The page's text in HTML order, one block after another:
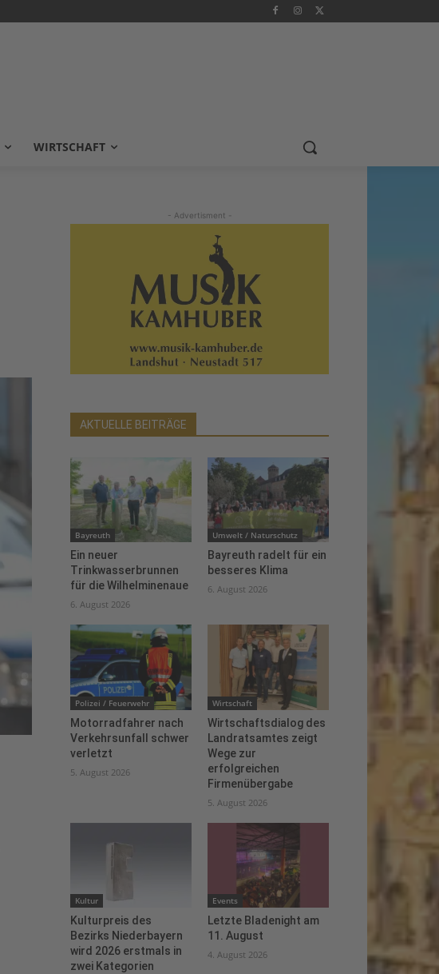
WIRTSCHAFT
- Advertisment -
AKTUELLE BEITRÄGE
Bayreuth
Ein neuer
Trinkwasserbrunnen
für die Wilhelminenaue
6. August 2026
Umwelt / Naturschutz
Bayreuth radelt für ein
besseres Klima
6. August 2026
Polizei / Feuerwehr
Motorradfahrer nach
Verkehrsunfall schwer
verletzt
5. August 2026
Wirtschaft
Wirtschaftsdialog des
Landratsamtes zeigt
Wege zur
erfolgreichen
Firmenübergabe
5. August 2026
Kultur
Kulturpreis des
Bezirks Niederbayern
wird 2026 erstmals in
zwei Kategorien
Events
Letzte Bladenight am
11. August
4. August 2026